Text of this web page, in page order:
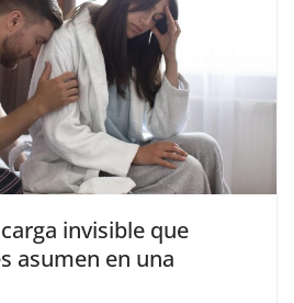
invisible que
asumen en una